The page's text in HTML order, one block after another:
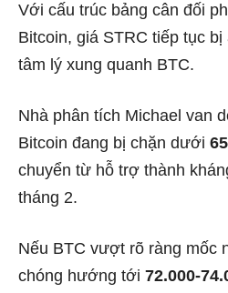
Với cấu trúc bảng cân đối
Bitcoin, giá STRC tiếp tục
tâm lý xung quanh BTC.
Nhà phân tích Michael van
Bitcoin đang bị chặn dưới
chuyển từ hỗ trợ thành
tháng 2.
Nếu BTC vượt rõ ràng mốc
chóng hướng tới 72.000-